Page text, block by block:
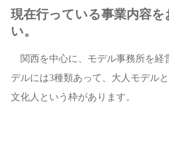
現在行っている事業内容を
い。
関西を中心に、モデル事務所を経
デルには3種類あって、大人モデル
文化人という枠があります。